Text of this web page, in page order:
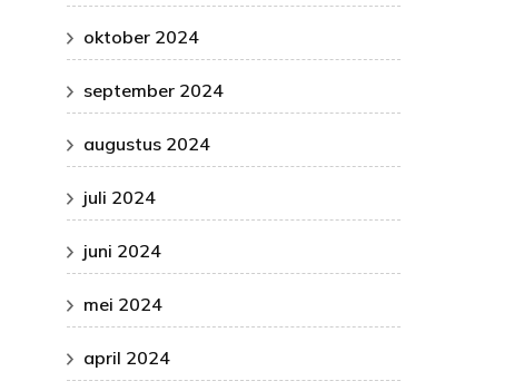
oktober 2024
september 2024
augustus 2024
juli 2024
juni 2024
mei 2024
april 2024